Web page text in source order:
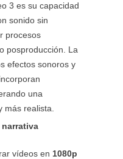
3 es su capacidad
sonido sin
procesos
posproducción. La
efectos sonoros y
una
más realista.
vídeos en 1080p